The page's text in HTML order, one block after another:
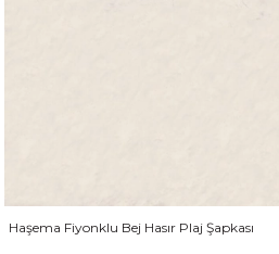
Haşema Fiyonklu Bej Hasır Plaj Şapkası